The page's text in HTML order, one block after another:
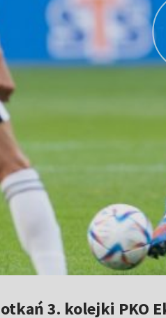
3. kolejki PKO